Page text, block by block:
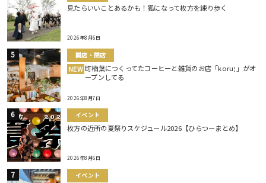
見たらいいことあるかも！狐になって枚方を練り歩く
2026年8月6日
開店・閉店
NEW 町楠葉につくってたコーヒーと雑貨のお店「koru;」がオ
ープンしてる
2026年8月7日
イベント
枚方の近所の夏祭りスケジュール2026【ひらつーまとめ】
2026年8月6日
イベント